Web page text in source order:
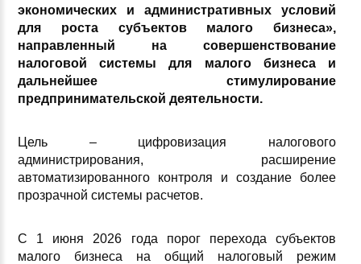
экономических и административных условий
для роста субъектов малого бизнеса»,
направленный на совершенствование
налоговой системы для малого бизнеса и
дальнейшее стимулирование
предпринимательской деятельности.
Цель – цифровизация налогового
администрирования, расширение
автоматизированного контроля и создание более
прозрачной системы расчетов.
С 1 июня 2026 года порог перехода субъектов
малого бизнеса на общий налоговый режим